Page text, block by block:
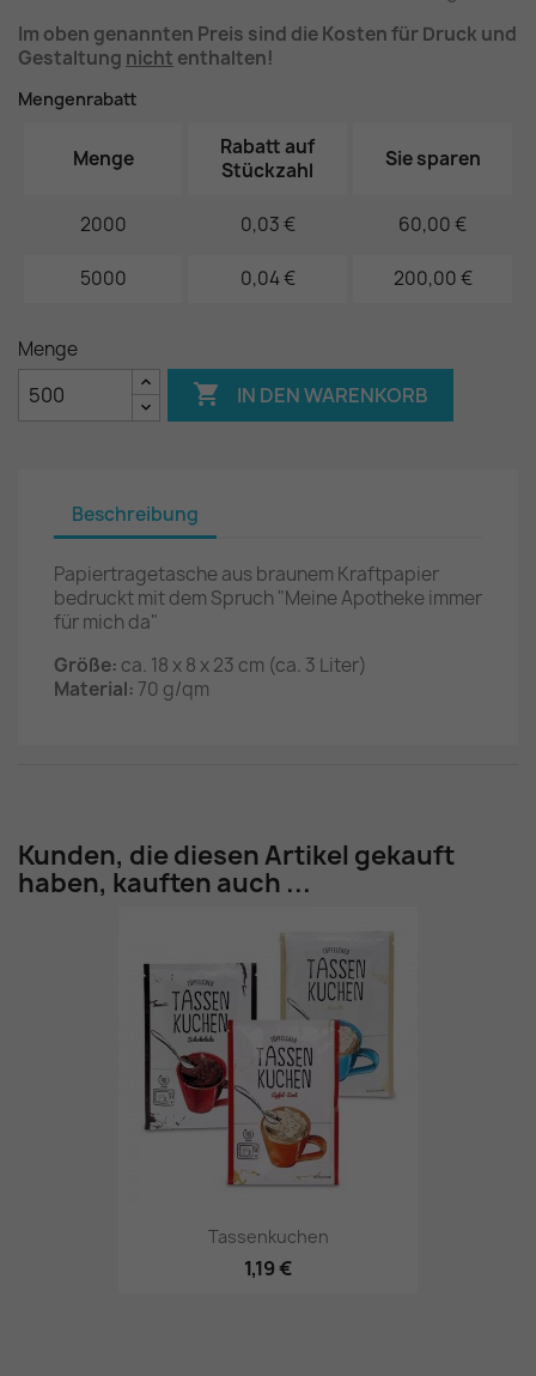
Im oben genannten Preis sind die Kosten für Druck und
Gestaltung nicht enthalten!
Mengenrabatt
Menge
Rabatt auf
Stückzahl
Sie sparen
2000 0,03 € 60,00 €
5000 0,04 € 200,00 €
Menge
 IN DEN WARENKORB
Beschreibung
Papiertragetasche aus braunem Kraftpapier
bedruckt mit dem Spruch "Meine Apotheke immer
für mich da"
Größe: ca. 18 x 8 x 23 cm (ca. 3 Liter)
Material: 70 g/qm
Kunden, die diesen Artikel gekauft
haben, kauften auch ...
Tassenkuchen
1,19 €